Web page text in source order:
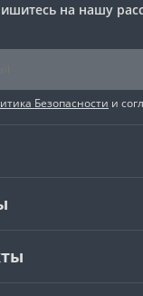
на нашу
Безопасности и